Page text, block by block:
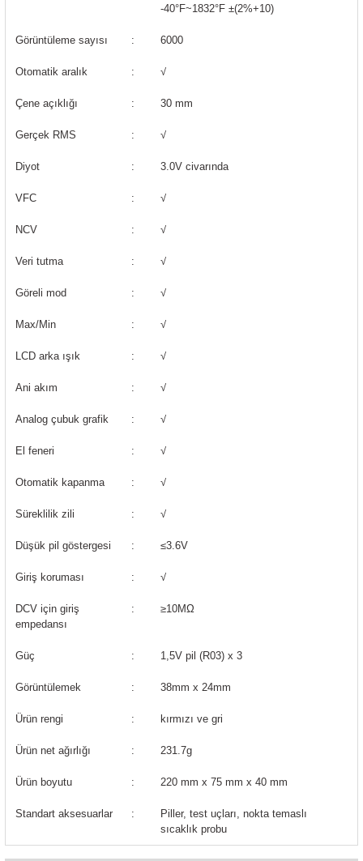
99.80 Serisi Modüller
-40°F~1832°F ±(2%+10)
Görüntüleme sayısı : 6000
Otomatik aralık : √
Çene açıklığı : 30 mm
Gerçek RMS : √
Diyot : 3.0V civarında
VFC : √
NCV : √
Veri tutma : √
Göreli mod : √
Max/Min : √
LCD arka ışık : √
Ani akım : √
Analog çubuk grafik : √
El feneri : √
Otomatik kapanma : √
Süreklilik zili : √
Düşük pil göstergesi : ≤3.6V
Giriş koruması : √
DCV için giriş
empedansı
: ≥10MΩ
Güç : 1,5V pil (R03) x 3
Görüntülemek : 38mm x 24mm
Ürün rengi : kırmızı ve gri
Ürün net ağırlığı : 231.7g
Ürün boyutu : 220 mm x 75 mm x 40 mm
Standart aksesuarlar :
Piller, test uçları, nokta temaslı
sıcaklık probu